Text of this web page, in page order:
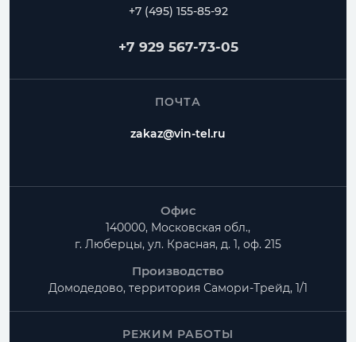
+7 (495) 155-85-92
+7 929 567-73-05
ПОЧТА
zakaz@vin-tel.ru
Офис
140000, Московская обл.,
г. Люберцы, ул. Красная, д. 1, оф. 215
Производство
Домодедово, территория Самори-Трейд, 1/1
РЕЖИМ РАБОТЫ